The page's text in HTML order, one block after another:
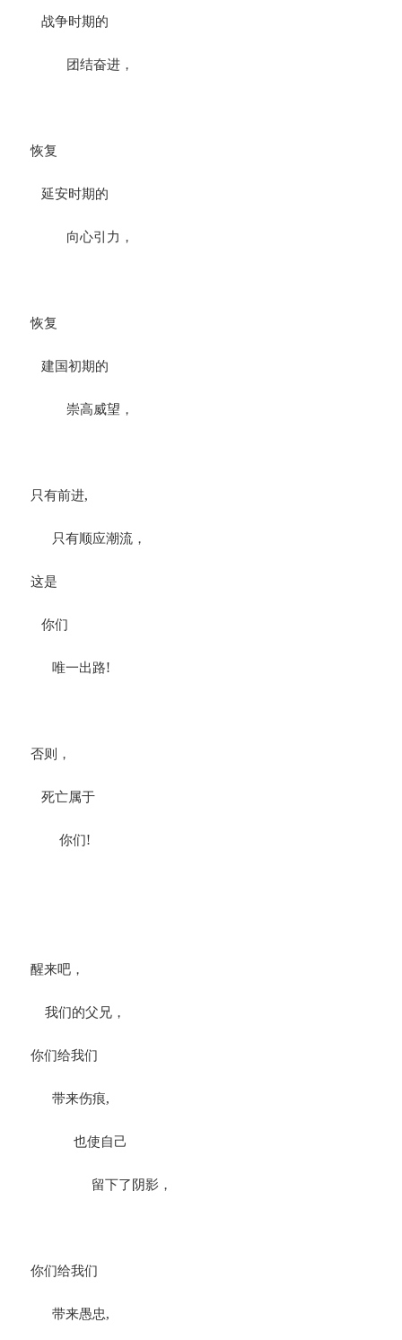
战争时期的
团结奋进，
恢复
延安时期的
向心引力，
恢复
建国初期的
崇高威望，
只有前进,
只有顺应潮流，
这是
你们
唯一出路!
否则，
死亡属于
你们!
醒来吧，
我们的父兄，
你们给我们
带来伤痕,
也使自己
留下了阴影，
你们给我们
带来愚忠,